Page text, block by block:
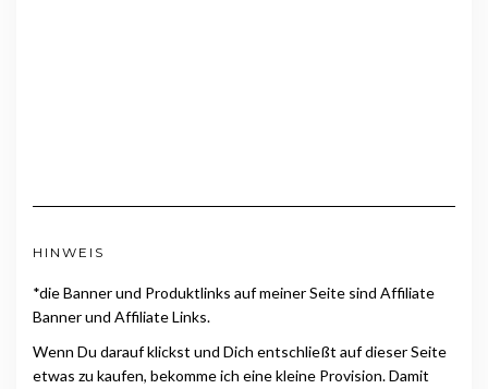
HINWEIS
*die Banner und Produktlinks auf meiner Seite sind Affiliate
Banner und Affiliate Links.
Wenn Du darauf klickst und Dich entschließt auf dieser Seite
etwas zu kaufen, bekomme ich eine kleine Provision. Damit